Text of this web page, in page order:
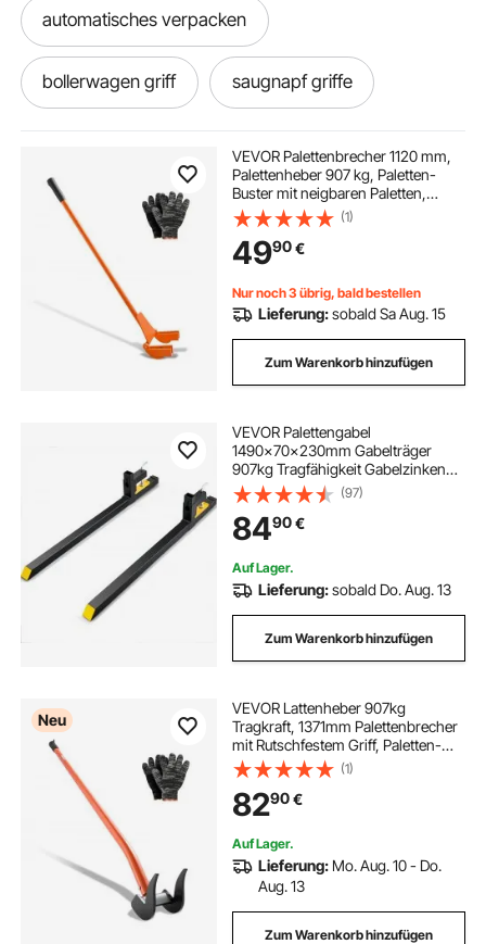
automatisches verpacken
bollerwagen griff saugnapf griffe
griff für küchenschrank griff flächenbündig
rollator griffe
griff sackkarr
v griff
griff schneeschaufel
VEVOR Palettenbrecher 1120 mm,
Palettenheber 907 kg, Paletten-
Buster mit neigbaren Paletten,
Handschuhen & Nagelzieher für
Aufhebeln von Bodenbelägen,
Rahmen, Dächern, Abdeckung &
Gipskartonplatten
(1)
4990€
Nur noch 3 übrig, bald bestellen
Lieferung:sobald Sa Aug. 15
Zum Warenkorb hinzufügen
VEVOR Palettengabel
1490x70x230mm Gabelträger
907kg Tragfähigkeit Gabelzinken
149cm Gesamtlänge mit 109,2cm-
Gabelblatt Gabelstapler
Gabelstaplerzinken Frontlader
Palettenrahmen
(97)
8490€
Auf Lager.
Lieferung:sobald Do. Aug. 13
Zum Warenkorb hinzufügen
Neu
VEVOR Lattenheber 907kg
Tragkraft, 1371mm Palettenbrecher
mit Rutschfestem Griff, Paletten-
Buster aus Kohlenstoffstahl,
Brechstange für Dach Deckbretter,
Abbruchwerkzeug für Lager
Baustelle Werkstatt
(1)
8290€
Auf Lager.
Lieferung: Mo. Aug. 10 - Do.
Aug. 13
Zum Warenkorb hinzufügen